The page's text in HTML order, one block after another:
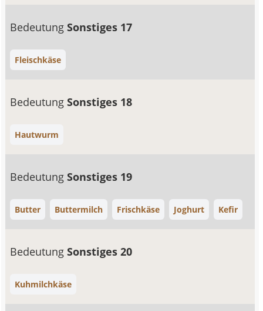
BedeutungSonstiges 17
Fleischkäse
BedeutungSonstiges 18
Hautwurm
BedeutungSonstiges 19
Butter Buttermilch Frischkäse Joghurt Kefir
BedeutungSonstiges 20
Kuhmilchkäse